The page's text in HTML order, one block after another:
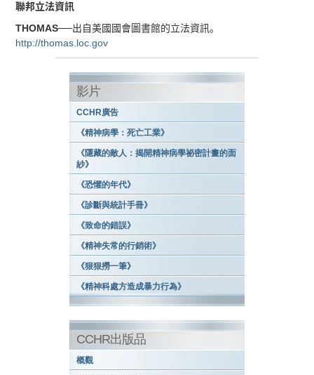
聯邦立法資訊
THOMAS──出自美國國會圖書館的立法資訊。
http://thomas.loc.gov
影片
CCHR廣告
《精神病學：死亡工業》
《隱藏的敵人：揭開精神病學祕密計畫的面
紗》
《恐懼的年代》
《診斷與統計手冊》
《致命的錯誤》
《精神失常的行銷術》
《狠狠撈一筆》
《精神科處方造成暴力行為》
CCHR出版品
概觀